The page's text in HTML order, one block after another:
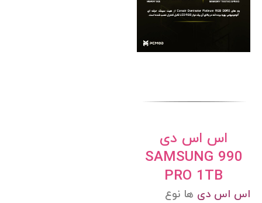
اس اس دی
SAMSUNG 990
PRO 1TB
اس اس دی ها نوع